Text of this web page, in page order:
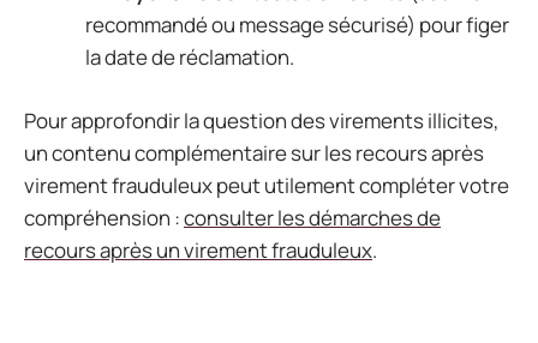
recommandé ou message sécurisé) pour figer
la date de réclamation.
Pour approfondir la question des virements illicites,
un contenu complémentaire sur les recours après
virement frauduleux peut utilement compléter votre
compréhension :consulter les démarches de
recours après un virement frauduleux.